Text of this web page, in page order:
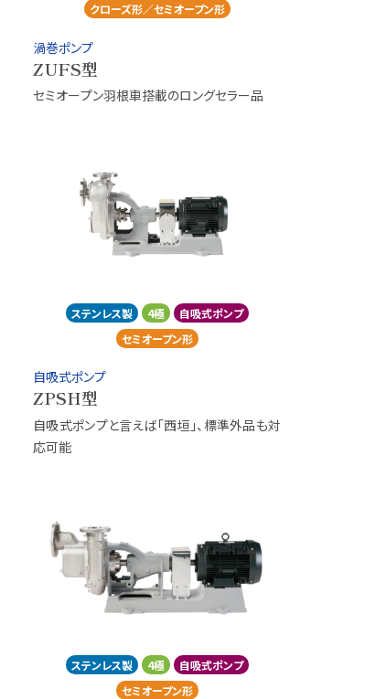
クローズ形／セミオープン形
渦巻ポンプ
ZUFS型
セミオープン羽根車搭載のロングセラー品
ステンレス製 4極
自吸式ポンプ
セミオープン形
自吸式ポンプ
ZPSH型
自吸式ポンプと言えば「西垣」、標準外品も対
応可能
ステンレス製 4極
自吸式ポンプ
セミオープン形